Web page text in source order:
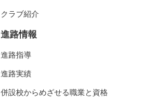
クラブ紹介
進路情報
進路指導
進路実績
併設校からめざせる職業と資格